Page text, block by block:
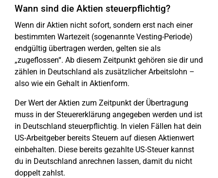
Wann sind die Aktien steuerpflichtig?
Wenn dir Aktien nicht sofort, sondern erst nach einer
bestimmten Wartezeit (sogenannte Vesting-Periode)
endgültig übertragen werden, gelten sie als
„zugeflossen“. Ab diesem Zeitpunkt gehören sie dir und
zählen in Deutschland als zusätzlicher Arbeitslohn –
also wie ein Gehalt in Aktienform.
Der Wert der Aktien zum Zeitpunkt der Übertragung
muss in der Steuererklärung angegeben werden und ist
in Deutschland steuerpflichtig. In vielen Fällen hat dein
US-Arbeitgeber bereits Steuern auf diesen Aktienwert
einbehalten. Diese bereits gezahlte US-Steuer kannst
du in Deutschland anrechnen lassen, damit du nicht
doppelt zahlst.